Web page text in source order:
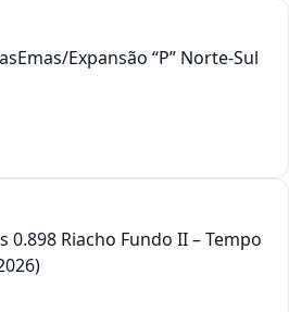
Expansão “P” Norte-Sul
0.898 Riacho Fundo II – Tempo